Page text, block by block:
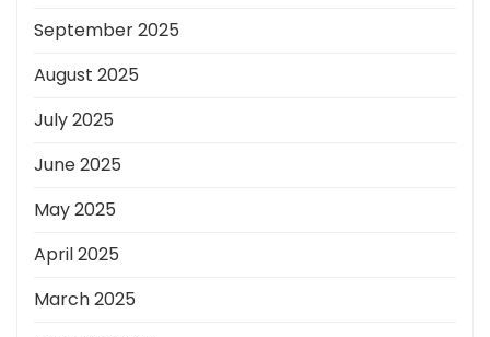
September 2025
August 2025
July 2025
June 2025
May 2025
April 2025
March 2025